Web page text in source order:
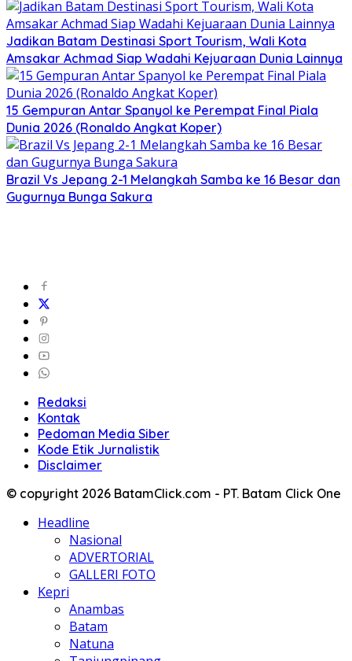
Jadikan Batam Destinasi Sport Tourism, Wali Kota
Amsakar Achmad Siap Wadahi Kejuaraan Dunia Lainnya
15 Gempuran Antar Spanyol ke Perempat Final Piala
Dunia 2026 (Ronaldo Angkat Koper)
Brazil Vs Jepang 2-1 Melangkah Samba ke 16 Besar dan
Gugurnya Bunga Sakura
Redaksi
Kontak
Pedoman Media Siber
Kode Etik Jurnalistik
Disclaimer
© copyright 2026 BatamClick.com - PT. Batam Click One
Headline
Nasional
ADVERTORIAL
GALLERI FOTO
Kepri
Anambas
Batam
Natuna